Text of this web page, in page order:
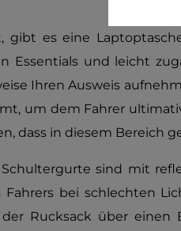
gibt es eine
Essentials und leicht
Ihren Ausweis
um dem Fahrer
dass in diesem Bereich
sind mit
bei schlechten
Rucksack über